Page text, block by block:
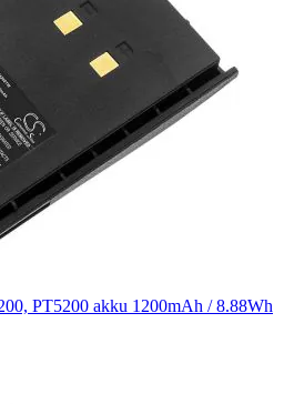
PT5200 akku 1200mAh / 8.88Wh